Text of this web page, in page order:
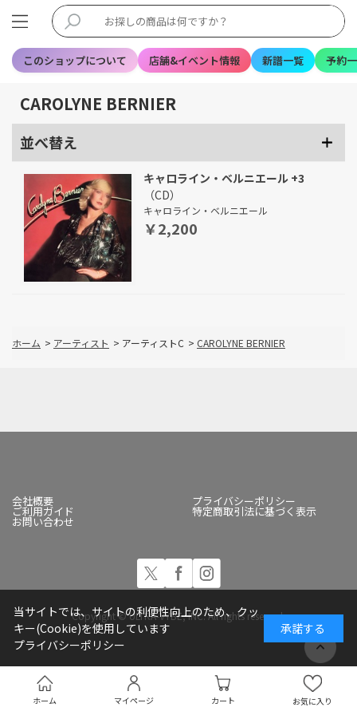
このショップについて 店舗&イベント情報 新譜一覧 予約
ホーム マイページ カート お気に入り
CAROLYNE BERNIER
並べ替え
キャロライン・ベルニエール +3
（CD）
キャロライン・ベルニエール
￥2,200
ホーム > アーティスト > アーティストC > CAROLYNE BERNIER
会社概要 プライバシーポリシー
ご利用ガイド 特定商取引法に基づく表示
お問い合わせ
Copyright © ULTRA-VYBE, INC. All rights reserved.
当サイトでは、サイトの利便性向上のため、クッ
キー(Cookie)を使用しています
プライバシーポリシー
承諾する